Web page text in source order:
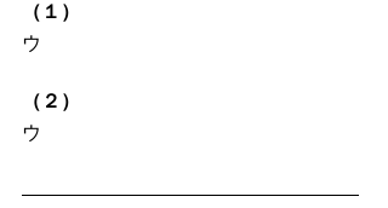
（１）
ウ
（２）
ウ